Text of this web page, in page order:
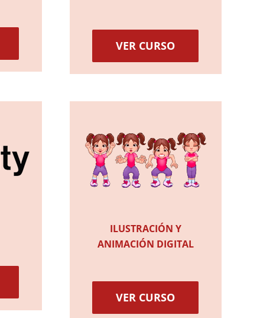
VER CURSO
ILUSTRACIÓN Y
ANIMACIÓN DIGITAL
VER CURSO